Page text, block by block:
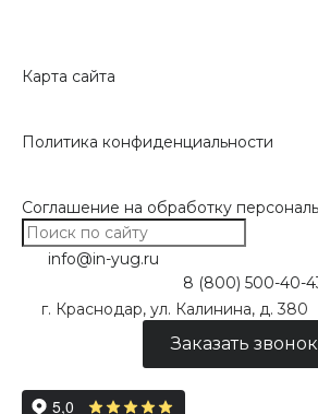
Карта сайта
Политика конфиденциальности
Соглашение на обработку
info@in-yug.ru
8 (800) 500-40-
г. Краснодар, ул. Калинина, д. 380
Заказать звонок